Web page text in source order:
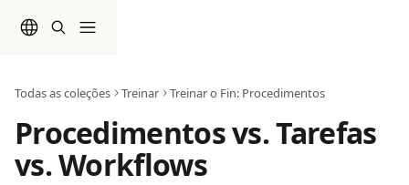
Todas as coleções Treinar Treinar o Fin: Procedimentos
Procedimentos vs. Tarefas
vs. Workflows